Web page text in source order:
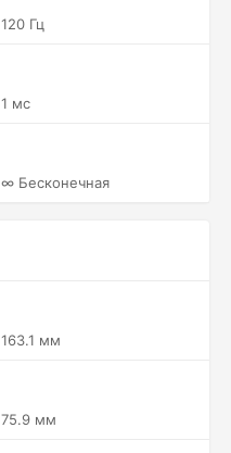
120 Гц
1 мс
∞ Бесконечная
163.1 мм
75.9 мм